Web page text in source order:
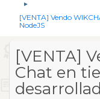
►
[VENTA] Vendo
NodeJS
[VENTA]
Chat en